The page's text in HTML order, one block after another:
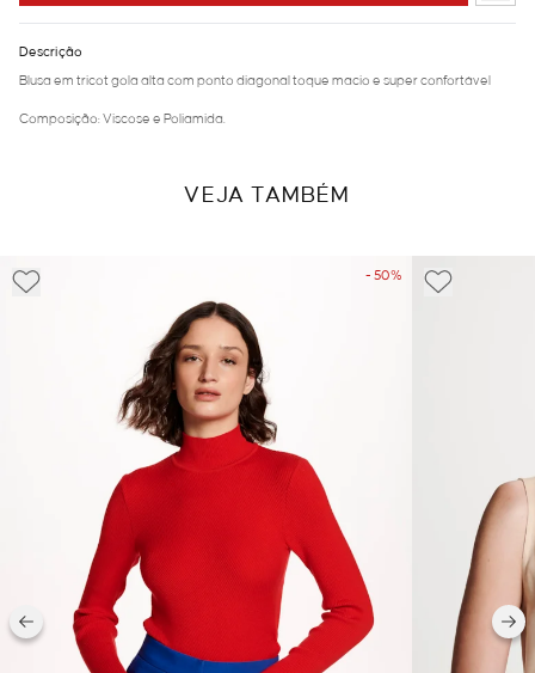
Descrição
Blusa em tricot gola alta com ponto diagonal toque macio e super confortável
Composição: Viscose e Poliamida.
VEJA TAMBÉM
- 50%